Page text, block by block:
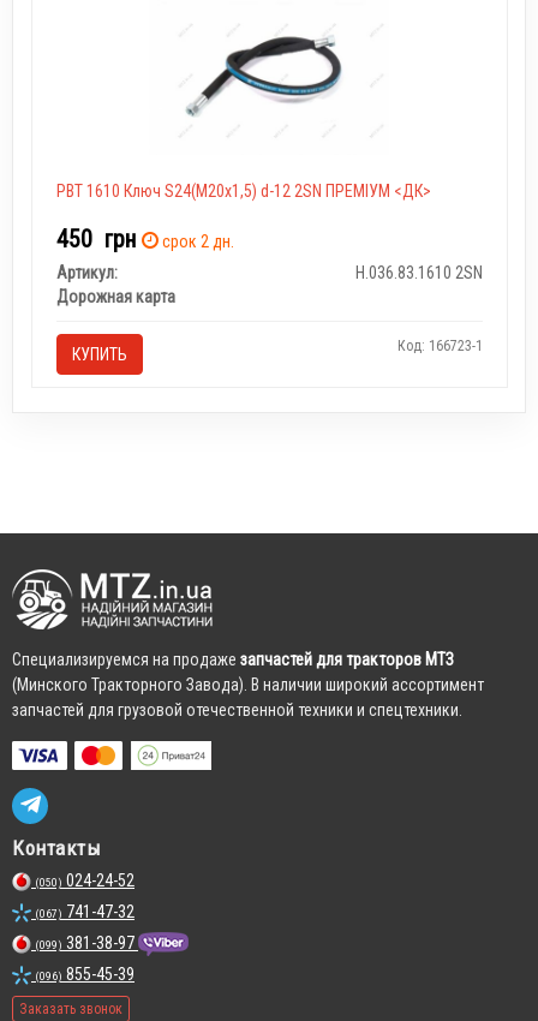
РВТ 1610 Ключ S24(M20x1,5) d-12 2SN ПРЕМІУМ <ДК>
450 грн
срок 2 дн.
Артикул:
Н.036.83.1610 2SN
Дорожная карта
КУПИТЬ Код: 166723-1
Cпециализируемся на продаже запчастей для тракторов МТЗ
(Минского Тракторного Завода). В наличии широкий ассортимент
запчастей для грузовой отечественной техники и спецтехники.
Контакты
(050) 024-24-52
(067) 741-47-32
(099) 381-38-97
(096) 855-45-39
Заказать звонок